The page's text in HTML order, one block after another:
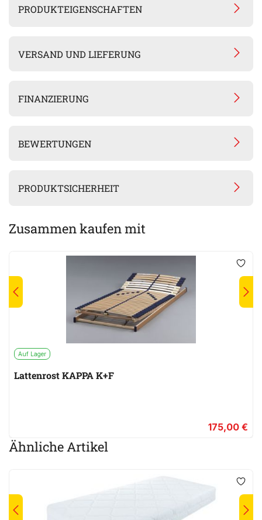
PRODUKTEIGENSCHAFTEN
VERSAND UND LIEFERUNG
FINANZIERUNG
BEWERTUNGEN
PRODUKTSICHERHEIT
Zusammen kaufen mit
Auf Lager
Lattenrost KAPPA K+F
175,00 €
Ähnliche Artikel